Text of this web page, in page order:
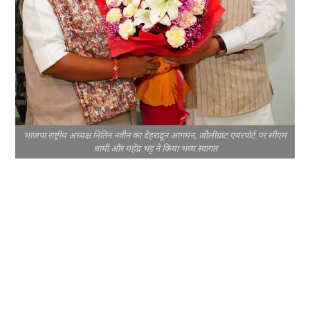
भाजपा राष्ट्रीय अध्यक्ष नितिन नवीन का देहरादून आगमन, जौलीग्रांट एयरपोर्ट पर सीएम
धामी और महेंद्र भट्ट ने किया भव्य स्वागत